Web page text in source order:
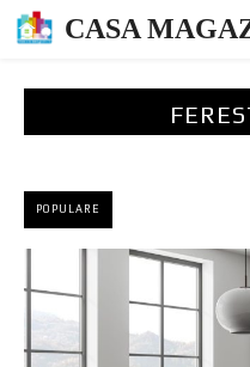
CASA
POPULARE